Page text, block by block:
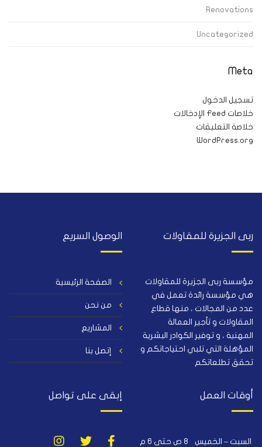
Renovations
Uncategorized
Meta
تسجيل الدخول
خلاصات Feed الإدخالات
خلاصة التعليقات
WordPress.org
ربى الجزيرة للمقاولات
مؤسسة ربى الجزيرة للمقاولات
هي مؤسسة رائدة تعمل في
عدد من المجالات ، منها قطاع
المقاولات و تأجير العمالة
المهنية ، و توفير الكوادر البشرية
المؤهلة التي تلبي احتياجاتكم و
تحقق تطلعاتكم
الوصول السريع
الصفحة الرئيسية
من نحن
المشاريع
إتصل بنا
أوقات العمل
السبت – الخميس ٨ ص حتى ٦ م
إبقى على تواصل